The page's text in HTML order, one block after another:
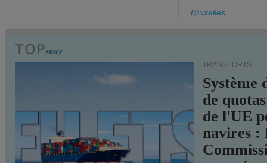
Bruxelles
TRANSPORTS
Système
de
de l'UE
navires :